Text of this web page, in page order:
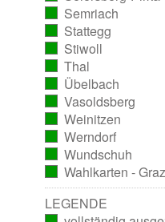
ausgezählt)
Semriach
ausgezählt)
Stattegg
ausgezählt)
Stiwoll
ausgezählt)
Thal
ausgezählt)
Übelbach
ausgezählt)
Vasoldsberg
ausgezählt)
Weinitzen
ausgezählt)
Werndorf
ausgezählt)
Wundschuh
ausgezählt)
Wahlkarten -
ausgezählt)
LEGENDE